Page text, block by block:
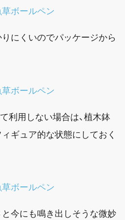
にくいのでパッケージから
利用しない場合は、植木鉢
ギュア的な状態にしておく
今にも鳴き出しそうな微妙